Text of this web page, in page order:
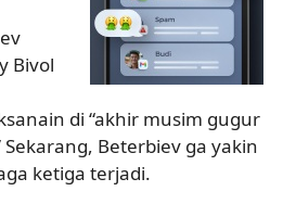
Bivol
di “akhir musim gugur
Beterbiev ga yakin
ketiga terjadi.